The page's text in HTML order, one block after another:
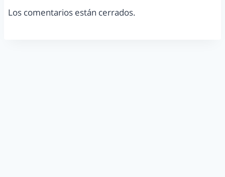
Los comentarios están cerrados.